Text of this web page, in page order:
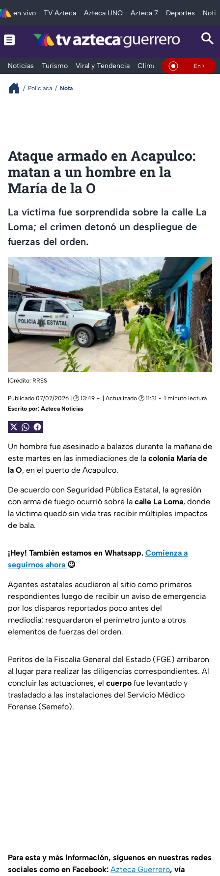
en vivo TV Azteca Azteca UNO Azteca 7 Deportes
Noticias Turismo Viral y Tendencia Clima DeportesEn Vivo
Policiaca Nota
Ataque armado en Acapulco:
matan a un hombre en la
María de la O
La víctima fue sorprendida sobre la calle La
Loma; el crimen detonó un despliegue de
fuerzas del orden.
|Crédito: RRSS
Publicado 07/07/2026 | 🕑 13:49 | Actualizado 🕑 11:31
1 minuto lectura
Escrito por: Azteca Noticias
Un hombre fue asesinado a balazos durante la mañana de
este martes en las inmediaciones de la colonia María de
la O, en el puerto de Acapulco.
De acuerdo con Seguridad Pública Estatal, la agresión
con arma de fuego ocurrió sobre la calle La Loma, donde
la víctima quedó sin vida tras recibir múltiples impactos
de bala.
¡Hey! También estamos en Whatsapp. Comienza a
seguirnos ahora 😉
Agentes estatales acudieron al sitio como primeros
respondientes luego de recibir un aviso de emergencia
por los disparos reportados poco antes del
mediodía; resguardaron el perímetro junto a otros
elementos de fuerzas del orden.
Peritos de la Fiscalía General del Estado (FGE) arribaron
al lugar para realizar las diligencias correspondientes. Al
concluir las actuaciones, el cuerpo fue levantado y
trasladado a las instalaciones del Servicio Médico
Forense (Semefo).
Para esta y más información, síguenos en nuestras redes
sociales como en Facebook: Azteca Guerrero, vía